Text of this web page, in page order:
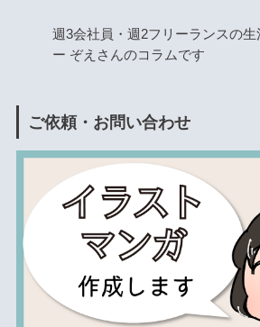
週3会社員・週2フリーランスの
ー ぞえさんのコラムです
ご依頼・お問い合わせ